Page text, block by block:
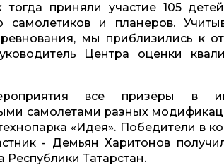
тогда приняли участие 105
самолетиков и планеров.
мы приблизились к
Центра оценки
все призёры в
самолетами разных
«Идея». Победители в
- Демьян Харитонов
Республики Татарстан.